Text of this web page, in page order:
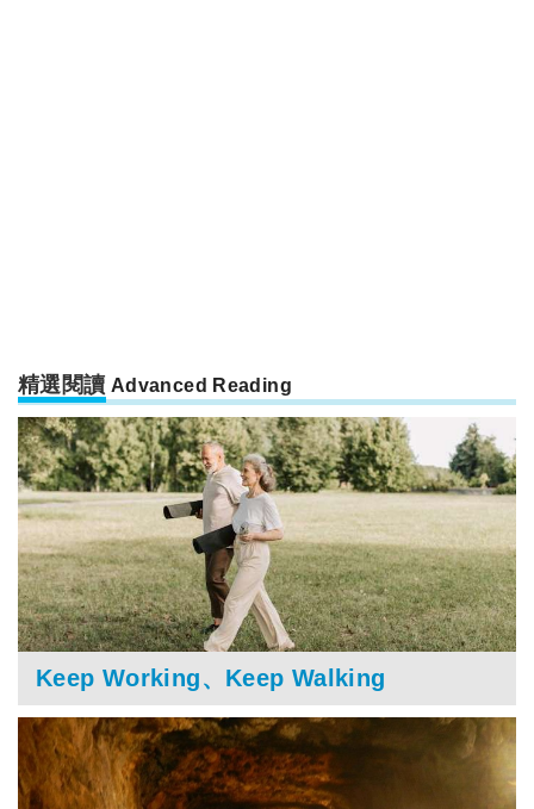
精選閱讀 Advanced Reading
Keep Working、Keep Walking